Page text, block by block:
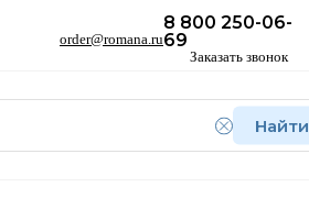
order@romana.ru
8 800 250-06-
69
Заказать звонок
Найти